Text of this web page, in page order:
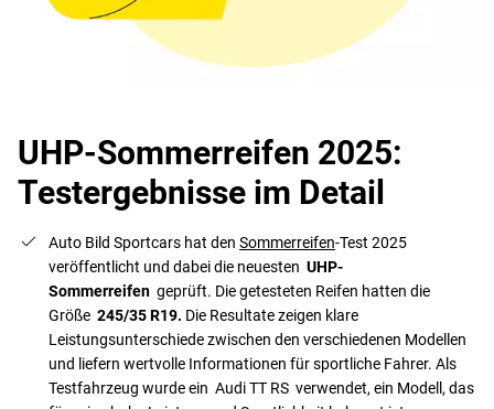
UHP-Sommerreifen 2025:
Testergebnisse im Detail
Auto Bild Sportcars hat den Sommerreifen-Test 2025
veröffentlicht und dabei die neuesten UHP-
Sommerreifen geprüft. Die getesteten Reifen hatten die
Größe 245/35 R19. Die Resultate zeigen klare
Leistungsunterschiede zwischen den verschiedenen Modellen
und liefern wertvolle Informationen für sportliche Fahrer. Als
Testfahrzeug wurde ein Audi TT RS verwendet, ein Modell, das